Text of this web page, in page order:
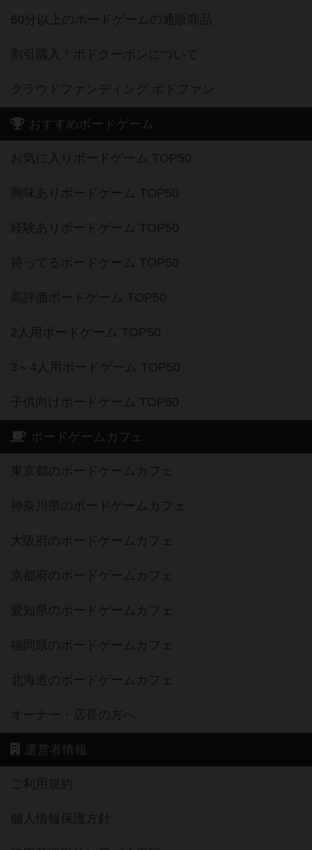
60分以上のボードゲームの通販商品
割引購入！ボドクーポンについて
クラウドファンディング ボドファン
おすすめボードゲーム
お気に入りボードゲーム TOP50
興味ありボードゲーム TOP50
経験ありボードゲーム TOP50
持ってるボードゲーム TOP50
高評価ボードゲーム TOP50
2人用ボードゲーム TOP50
3～4人用ボードゲーム TOP50
子供向けボードゲーム TOP50
ボードゲームカフェ
東京都のボードゲームカフェ
神奈川県のボードゲームカフェ
大阪府のボードゲームカフェ
京都府のボードゲームカフェ
愛知県のボードゲームカフェ
福岡県のボードゲームカフェ
北海道のボードゲームカフェ
オーナー・店長の方へ
運営者情報
ご利用規約
個人情報保護方針